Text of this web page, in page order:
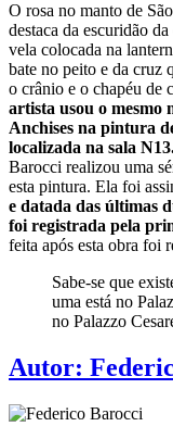
O rosa no manto de
destaca da escuridão
vela colocada na
bate no peito e da cruz
o crânio e o chapéu de
artista usou o mesmo
Anchises na pintura
localizada na sala
Barocci realizou uma
esta pintura. Ela foi
e datada das últimas
foi registrada pela
feita após esta obra foi
Sabe-se que
uma está no
no Palazzo
Autor: